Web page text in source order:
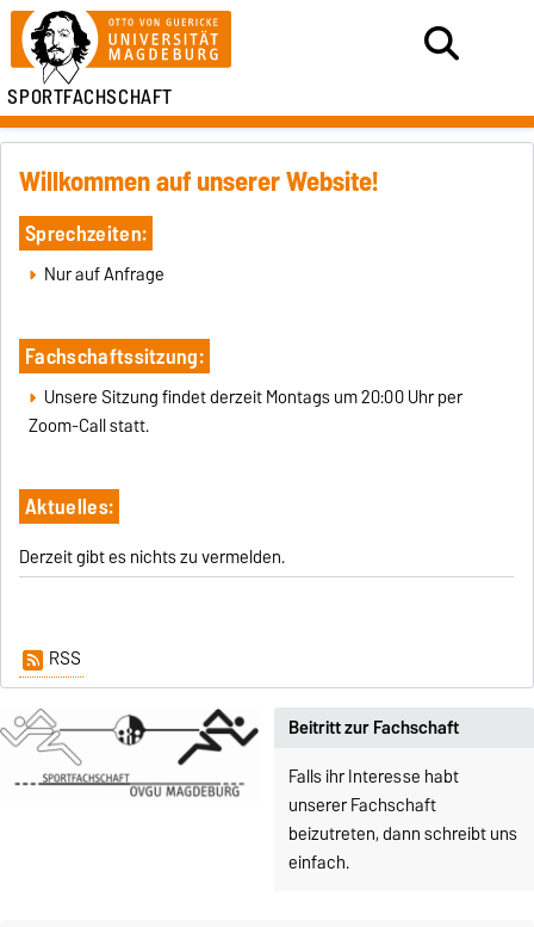
SPORTFACHSCHAFT
Willkommen auf unserer Website!
Sprechzeiten:
Nur auf Anfrage
Fachschaftssitzung:
Unsere Sitzung findet derzeit Montags um 20:00 Uhr per
Zoom-Call statt.
Aktuelles:
Derzeit gibt es nichts zu vermelden.
RSS
Beitritt zur Fachschaft
Falls ihr Interesse habt
unserer Fachschaft
beizutreten, dann schreibt uns
einfach.